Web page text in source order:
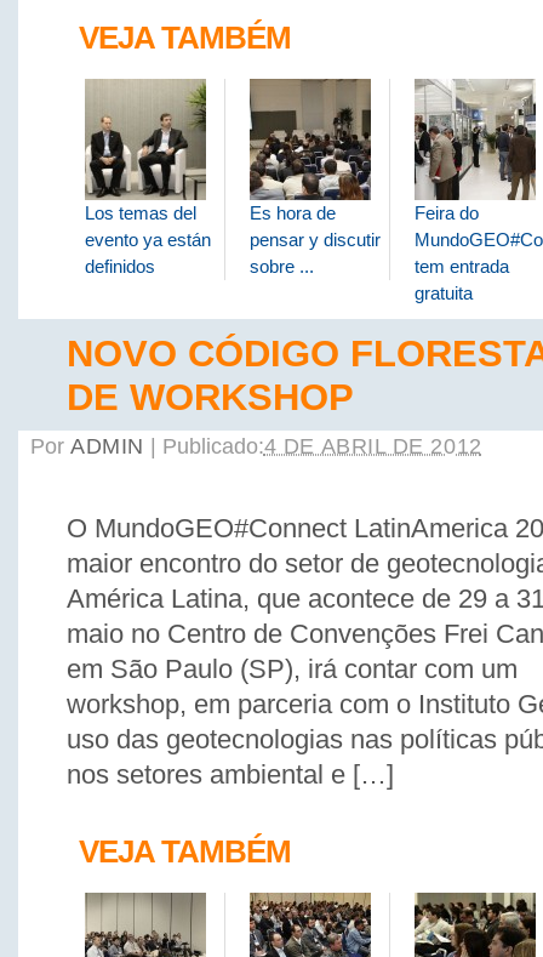
VEJA TAMBÉM
Los temas del
evento ya están
definidos
Es hora de
pensar y discutir
sobre ...
Feira do
tem entrada
gratuita
NOVO CÓDIGO
DE WORKSHOP
Por ADMIN Publicado:4 DE ABRIL DE 2012
O MundoGEO#Connect LatinAmerica
maior encontro do setor de
América Latina, que acontece de 29 a
maio no Centro de Convenções Frei
em São Paulo (SP), irá contar com um
workshop, em parceria com o Instituto
uso das geotecnologias nas políticas
nos setores ambiental e […]
VEJA TAMBÉM